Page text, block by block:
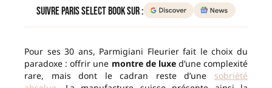
Suivre Paris Select Book sur :
Pour ses 30 ans, Parmigiani Fleurier fait le choix du
paradoxe : offrir une montre de luxed’une complexité
rare, mais dont le cadran reste d’une sobriété